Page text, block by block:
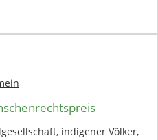
indigener Völker,